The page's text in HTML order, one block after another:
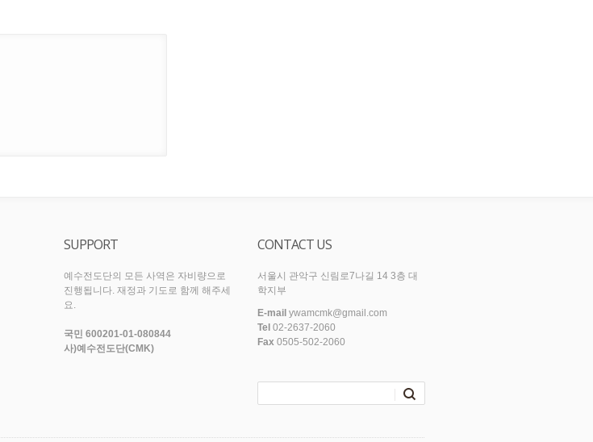
SUPPORT
예수전도단의 모든 사역은 자비량으로
진행됩니다. 재정과 기도로 함께 해주세
요.
국민 600201-01-080844
사)예수전도단(CMK)
CONTACT US
서울시 관악구 신림로7나길 14 3층 대
학지부
E-mail ywamcmk@gmail.com
Tel 02-2637-2060
Fax 0505-502-2060